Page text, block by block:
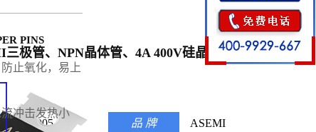
三极管、NPN晶体管、4A 400V硅晶体管、TO-220半
D13005 品 牌 ASEMI
PINS
止氧化，易上
冲击发热小